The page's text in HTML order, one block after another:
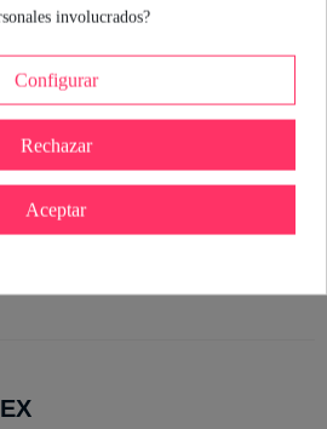
involucrados?
Configurar
Rechazar
Aceptar